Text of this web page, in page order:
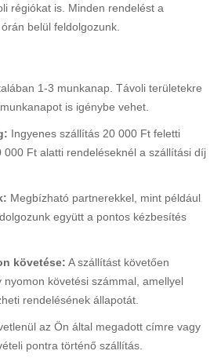
régiókat is. Minden rendelést a
belül feldolgozunk.
1-3 munkanap. Távoli területekre
is igénybe vehet.
Ingyenes szállítás 20 000 Ft feletti
000 Ft alatti rendeléseknél a szállítási díj
Megbízható partnerekkel, mint például
együtt a pontos kézbesítés
követése: A szállítást követően
követési számmal, amellyel
rendelésének állapotát.
az Ön által megadott címre vagy
pontra történő szállítás.